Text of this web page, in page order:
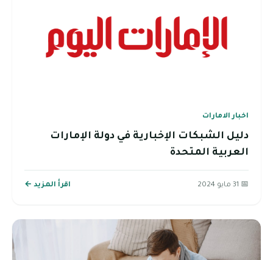
اخبار الامارات
دليل الشبكات الإخبارية في دولة الإمارات
العربية المتحدة
📅 31 مايو 2024 اقرأ المزيد ←